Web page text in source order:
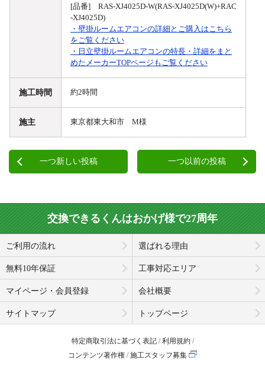
[品番] RAS-XJ4025D-W(RAS-XJ4025D(W)+RAC
-XJ4025D)
・壁掛ルームエアコンの詳細とご購入はこちら
をご覧ください
・日立壁掛ルームエアコンの特長・詳細をまと
めたメーカーTOPページもご覧ください
施工時間 約2時間
施主 東京都東大和市 M様
一つ新しい投稿 一つ以前の投稿
交換できるくんはおかげ様で27周年
ご利用の流れ 選ばれる理由
無料10年保証 工事対応エリア
マイページ・会員登録 会社概要
サイトマップ トップページ
特定商取引法に基づく表記
利用規約
コンテンツ著作権
施工スタッフ募集